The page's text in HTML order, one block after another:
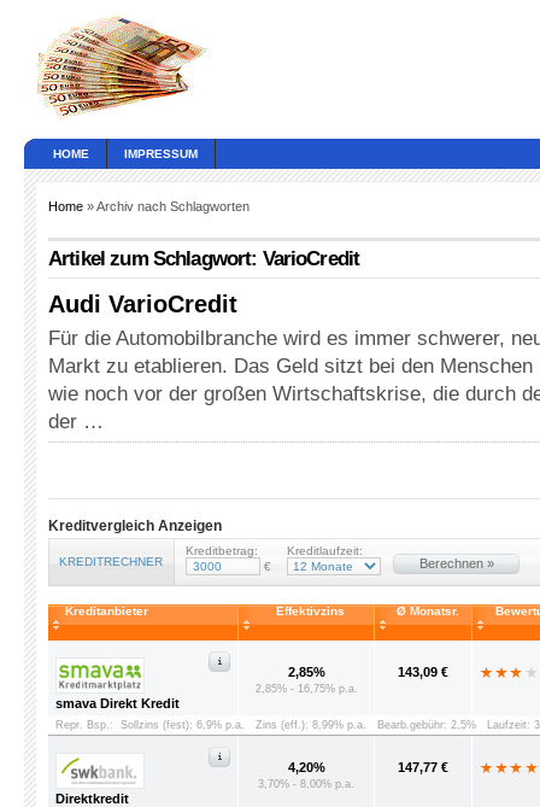
HOME IMPRESSUM
Home » Archiv nach Schlagworten
Artikel zum Schlagwort: VarioCredit
Audi VarioCredit
Für die Automobilbranche wird es immer schwerer,
Markt zu etablieren. Das Geld sitzt bei den
wie noch vor der großen Wirtschaftskrise, die durch
der …
Kreditvergleich Anzeigen
KREDITRECHNER
Kreditbetrag:
€
Kreditlaufzeit:
Berechnen »
Kreditanbieter Effektivzins Ø Monatsr.
smava Direkt Kredit
2,85%
2,85% - 16,75% p.a.
143,09 €
Repr. Bsp.: Sollzins (fest): 6,9% p.a. Zins (eff.): 8,99% p.a. Bearb.gebühr: 2,5% Laufzeit:
Direktkredit
4,20%
3,70% - 8,00% p.a.
147,77 €